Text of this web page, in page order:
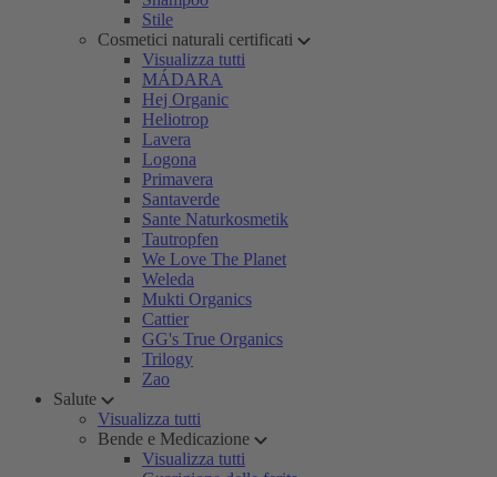
Stile
Cosmetici naturali certificati
Visualizza tutti
MÁDARA
Hej Organic
Heliotrop
Lavera
Logona
Primavera
Santaverde
Sante Naturkosmetik
Tautropfen
We Love The Planet
Weleda
Mukti Organics
Cattier
GG's True Organics
Trilogy
Zao
Salute
Visualizza tutti
Bende e Medicazione
Visualizza tutti